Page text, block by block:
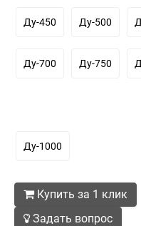
Ду-450 Ду-500
Ду-700 Ду-750
Ду-1000
Купить за 1 клик
Задать вопрос